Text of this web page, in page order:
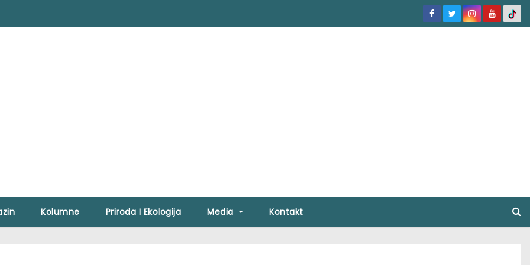
Kolumne Priroda I Ekologija Media Kontakt